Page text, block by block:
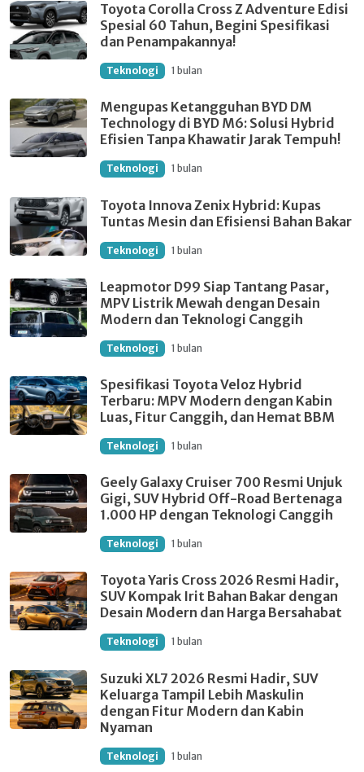
Toyota Corolla Cross Z Adventure Edisi
Spesial 60 Tahun, Begini Spesifikasi
dan Penampakannya!
Teknologi 1 bulan
Mengupas Ketangguhan BYD DM
Technology di BYD M6: Solusi Hybrid
Efisien Tanpa Khawatir Jarak Tempuh!
Teknologi 1 bulan
Toyota Innova Zenix Hybrid: Kupas
Tuntas Mesin dan Efisiensi Bahan Bakar
Teknologi 1 bulan
Leapmotor D99 Siap Tantang Pasar,
MPV Listrik Mewah dengan Desain
Modern dan Teknologi Canggih
Teknologi 1 bulan
Spesifikasi Toyota Veloz Hybrid
Terbaru: MPV Modern dengan Kabin
Luas, Fitur Canggih, dan Hemat BBM
Teknologi 1 bulan
Geely Galaxy Cruiser 700 Resmi Unjuk
Gigi, SUV Hybrid Off-Road Bertenaga
1.000 HP dengan Teknologi Canggih
Teknologi 1 bulan
Toyota Yaris Cross 2026 Resmi Hadir,
SUV Kompak Irit Bahan Bakar dengan
Desain Modern dan Harga Bersahabat
Teknologi 1 bulan
Suzuki XL7 2026 Resmi Hadir, SUV
Keluarga Tampil Lebih Maskulin
dengan Fitur Modern dan Kabin
Nyaman
Teknologi 1 bulan